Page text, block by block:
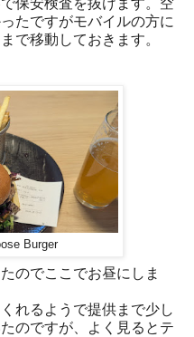
保安検査を抜けます。空
たですがモバイルの方に
で移動しておきます。
Burger
のでここでお昼にしま
れるようで提供まで少し
のですが、よく見るとテ